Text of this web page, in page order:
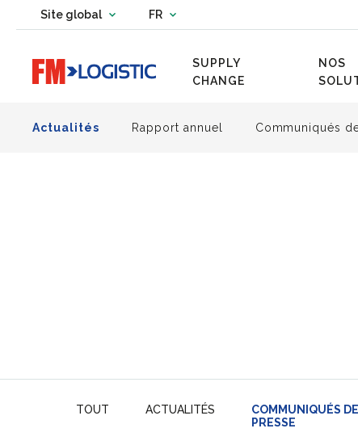
Site global Change country website
FR
Change language
Go to home page
SUPPLY
CHANGE
NOS
Actualités Rapport annuel Communiqués
TOUT ACTUALITÉS
COMMUNIQUÉS DE
PRESSE